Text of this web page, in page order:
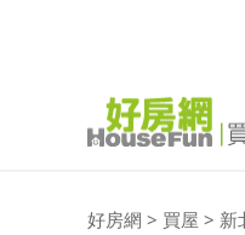
好房網 > 買屋 > 新